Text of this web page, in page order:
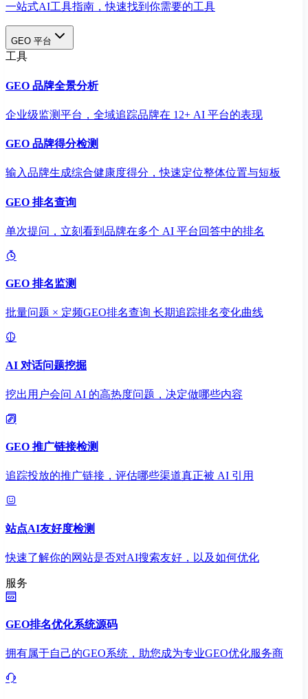
一站式AI工具指南，快速找到你需要的工具
GEO 平台
工具
GEO 品牌全景分析
企业级监测平台，全域追踪品牌在 12+ AI 平台的表现
GEO 品牌得分检测
输入品牌生成综合健康度得分，快速定位整体位置与短板
GEO 排名查询
单次提问，立刻看到品牌在多个 AI 平台回答中的排名
GEO 排名监测
批量问题 × 定频GEO排名查询 长期追踪排名变化曲线
AI 对话问题挖掘
挖出用户会问 AI 的高热度问题，决定做哪些内容
GEO 推广链接检测
追踪投放的推广链接，评估哪些渠道真正被 AI 引用
站点AI友好度检测
快速了解你的网站是否对AI搜索友好，以及如何优化
服务
GEO排名优化系统源码
拥有属于自己的GEO系统，助您成为专业GEO优化服务商